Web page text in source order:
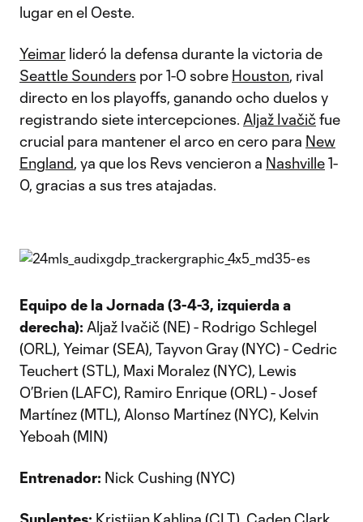
lugar en el Oeste.
Yeimar lideró la defensa durante la victoria de
Seattle Sounders por 1-0 sobre Houston, rival
directo en los playoffs, ganando ocho duelos y
registrando siete intercepciones. Aljaž Ivačičfue
crucial para mantener el arco en cero para New
England, ya que los Revs vencieron a Nashville1-
0, gracias a sus tres atajadas.
Equipo de la Jornada (3-4-3, izquierda a
derecha): Aljaž Ivačič (NE) - Rodrigo Schlegel
(ORL), Yeimar (SEA), Tayvon Gray (NYC) - Cedric
Teuchert (STL), Maxi Moralez (NYC), Lewis
O’Brien (LAFC), Ramiro Enrique (ORL) - Josef
Martínez (MTL), Alonso Martínez (NYC), Kelvin
Yeboah (MIN)
Entrenador: Nick Cushing (NYC)